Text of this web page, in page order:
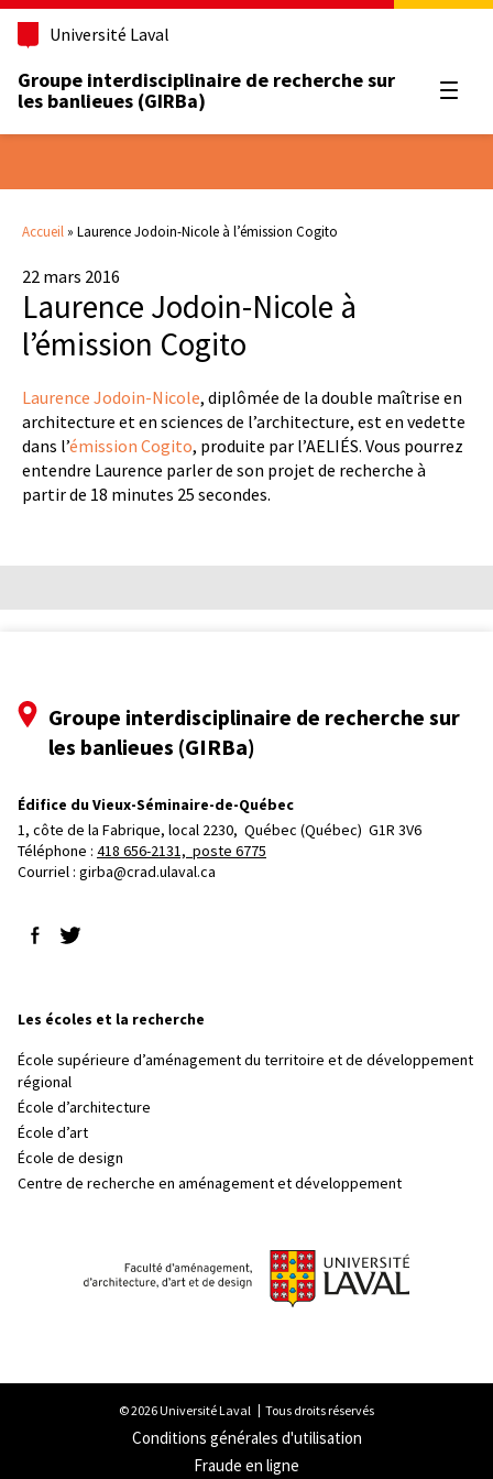
Université Laval
Groupe interdisciplinaire de recherche sur
les banlieues (GIRBa)
Accueil » Laurence Jodoin-Nicole à l’émission Cogito
22 mars 2016
Laurence Jodoin-Nicole à
l’émission Cogito
Laurence Jodoin-Nicole, diplômée de la double maîtrise en
architecture et en sciences de l’architecture, est en vedette
dans l’émission Cogito, produite par l’AELIÉS. Vous pourrez
entendre Laurence parler de son projet de recherche à
partir de 18 minutes 25 secondes.
Groupe interdisciplinaire de recherche sur
les banlieues (GIRBa)
Édifice du Vieux-Séminaire-de-Québec
1, côte de la Fabrique, local 2230, Québec (Québec)  G1R 3V6
Téléphone : 418 656-2131, poste 6775
Courriel : girba@crad.ulaval.ca
Suivez-nous sur Facebook
Suivez-nous sur Twitter
Les écoles et la recherche
École supérieure d’aménagement du territoire et de développement
régional
École d’architecture
École d’art
École de design
Centre de recherche en aménagement et développement
© 2026 Université Laval Tous droits réservés
Conditions générales d'utilisation
Fraude en ligne